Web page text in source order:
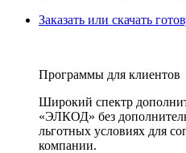
Заказать или скачать
Программы для клиентов
Широкий спектр
«ЭЛКОД» без
льготных условиях для
компании.